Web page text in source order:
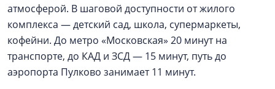
атмосферой. В шаговой доступности от жилого
комплекса — детский сад, школа, супермаркеты,
кофейни. До метро «Московская» 20 минут на
транспорте, до КАД и ЗСД — 15 минут, путь до
аэропорта Пулково занимает 11 минут.